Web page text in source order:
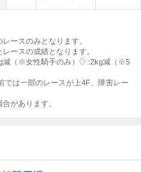
ースのみとなります。
ースの成績となります。
減（※女性騎手のみ）
:2kg減（※5
は一部のレースが上4F、障害レー
があります。